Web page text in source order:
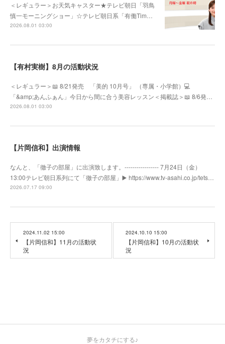
＜レギュラー＞お天気キャスター★テレビ朝日「羽鳥
慎一モーニングショー」☆テレビ朝日系「有働Tim…
2026.08.01 03:00
【有村実樹】8月の活動状況
＜レギュラー＞📖 8/21発売 「美的 10月号」 （専属・小学館）💻
「&amp;あんふぁん」今日から間に合う美容レッスン＜掲載誌＞📖 8/6発…
2026.08.01 03:00
【片岡信和】出演情報
なんと、「徹子の部屋」に出演致します。----------------- 7月24日（金）
13:00テレビ朝日系列にて「徹子の部屋」▶️ https://www.tv-asahi.co.jp/tets…
2026.07.17 09:00
2024.11.02 15:00
【片岡信和】11月の活動状
況
2024.10.10 15:00
【片岡信和】10月の活動状
況
夢をカタチにする♪